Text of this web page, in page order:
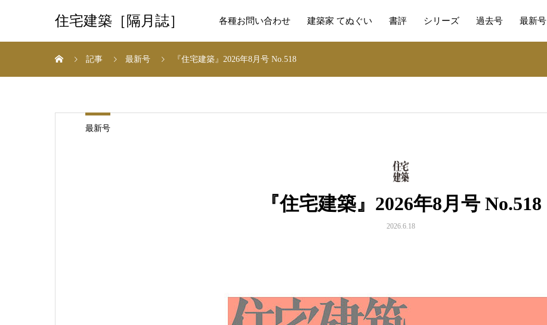
住宅建築［隔月誌］ 各種お問い合わせ 建築家 てぬぐい 書評 シリーズ 過去号 最新号
記事 最新号 『住宅建築』2026年8月号 No.518
最新号
『住宅建築』2026年8月号 No.518
2026.6.18